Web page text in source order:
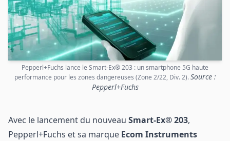
Pepperl+Fuchs lance le Smart-Ex® 203 : un smartphone 5G haute
performance pour les zones dangereuses (Zone 2/22, Div. 2).Source :
Pepperl+Fuchs
Avec le lancement du nouveau Smart-Ex® 203,
Pepperl+Fuchs et sa marque Ecom Instruments